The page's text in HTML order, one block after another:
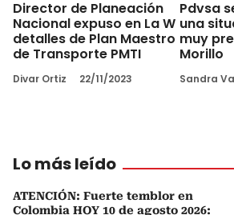
Director de Planeación
Nacional expuso en La W
detalles de Plan Maestro
de Transporte PMTI
Divar Ortiz 22/11/2023
Pdvsa
una
muy
Morillo
Sandra
Lo más leído
ATENCIÓN: Fuerte temblor en
Colombia HOY 10 de agosto 2026: